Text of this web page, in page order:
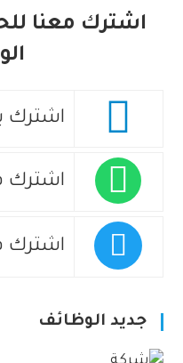
اشترك معنا
اشترك
اشترك
اشترك
جديد الوظائف